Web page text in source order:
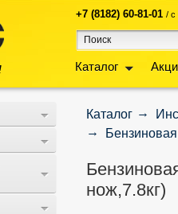
+7 (8182) 60-81-01 / с
Каталог
Каталог
нож,7.8кг)